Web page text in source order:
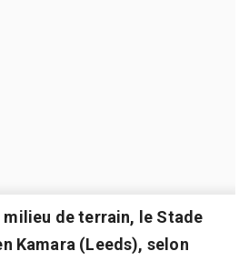
de terrain, le Stade
Kamara (Leeds), selon